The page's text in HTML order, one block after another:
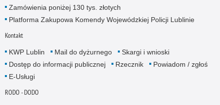
Zamówienia poniżej 130 tys. złotych
Platforma Zakupowa Komendy Wojewódzkiej Policji Lublinie
Kontakt
KWP Lublin Mail do dyżurnego
Skargi i wnioski
Dostęp do informacji publicznej
Rzecznik
Powiadom / zgłoś
E-Usługi
RODO - DODO